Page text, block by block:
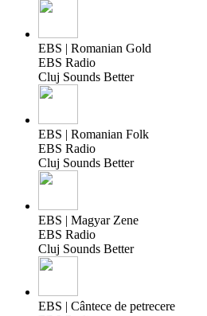
EBS | Romanian Gold
EBS Radio
Cluj Sounds Better
EBS | Romanian Folk
EBS Radio
Cluj Sounds Better
EBS | Magyar Zene
EBS Radio
Cluj Sounds Better
EBS | Cântece de petrecere